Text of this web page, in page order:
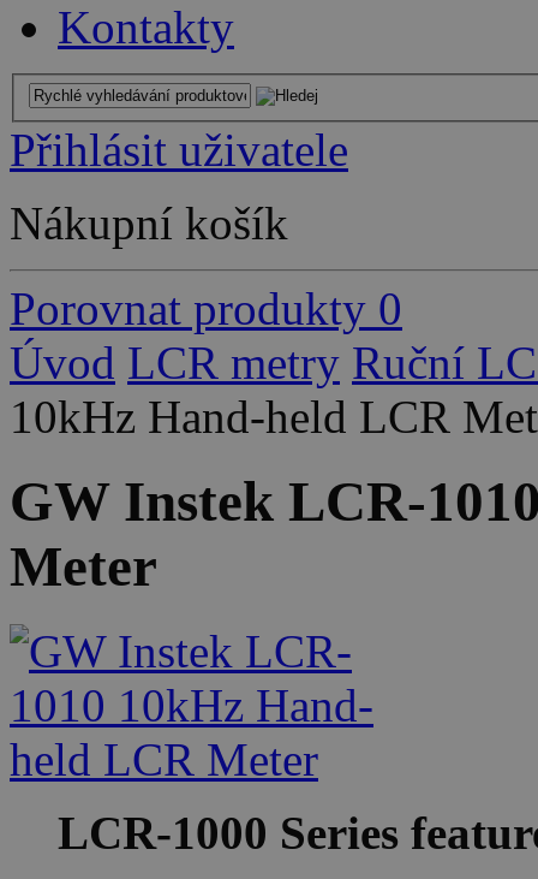
Kontakty
Přihlásit uživatele
Nákupní košík
Porovnat produkty 0
Úvod LCR metry Ruční
10kHz Hand-held LCR
GW Instek LCR-
Meter
LCR-1000 Series